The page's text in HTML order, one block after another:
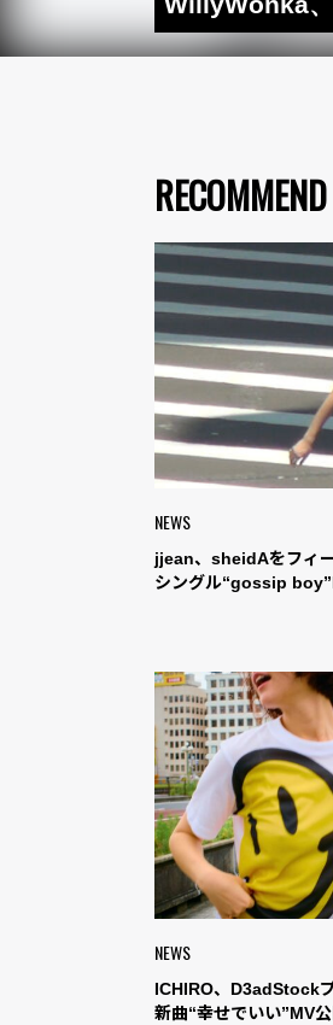
RECOMMEND
NEWS
jjean、sheidAをフィ
シングル“gossip
NEWS
ICHIRO、D3adStock
新曲“幸せでいい”MV